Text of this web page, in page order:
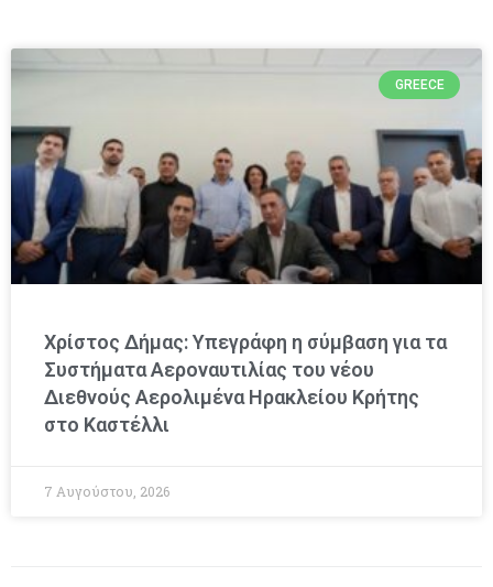
GREECE
Χρίστος Δήμας: Υπεγράφη η σύμβαση για τα
Συστήματα Αεροναυτιλίας του νέου
Διεθνούς Αερολιμένα Ηρακλείου Κρήτης
στο Καστέλλι
7 Αυγούστου, 2026